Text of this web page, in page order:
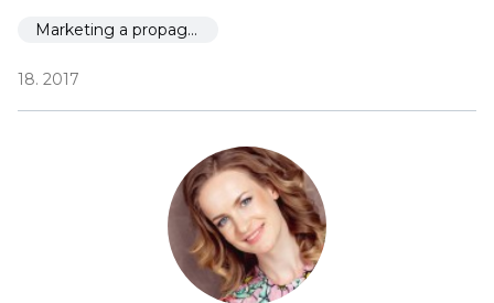
Marketing a propagace
18. 2017